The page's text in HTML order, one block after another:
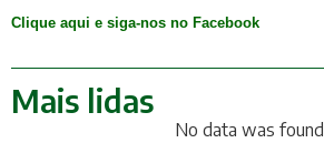
Clique aqui e siga-nos no Facebook
Mais lidas
No data was found